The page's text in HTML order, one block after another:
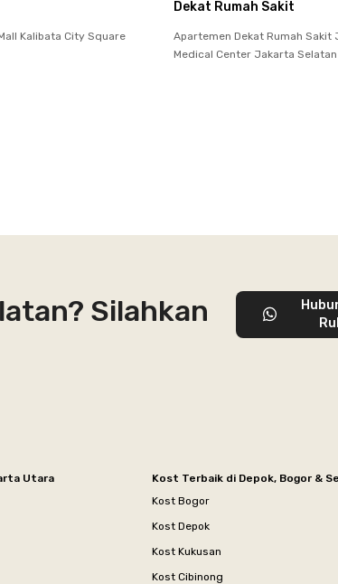
Kalibata City Square
Dekat Rumah Sakit
Apartemen Dekat Rumah Sakit
Medical Center Jakarta Selatan
Silahkan
Utara
Kost Terbaik di Depok, Bogor &
Kost Bogor
Kost Depok
Kost Kukusan
Kost Cibinong